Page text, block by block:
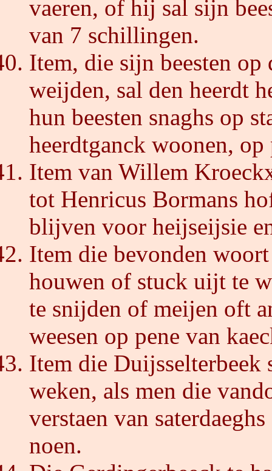
vaeren, of hij sal sijn
van 7 schillingen.
Item, die sijn beesten op
weijden, sal den heerdt
hun beesten snaghs op
heerdtganck woonen,
Item van Willem
tot Henricus Bormans
blijven voor heijseijsie
Item die bevonden
houwen of stuck uijt te
te snijden of meijen oft
weesen op pene van
Item die Duijsselterbeek
weken, als men die
verstaen van
noen.